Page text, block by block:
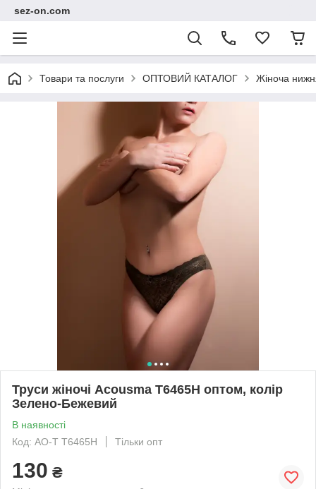
sez-on.com
Товари та послуги ОПТОВИЙ КАТАЛОГ Жіноча
Труси жіночі Acousma T6465H оптом, колір
Зелено-Бежевий
В наявності
Код: AO-Т T6465H
Тільки опт
130 ₴